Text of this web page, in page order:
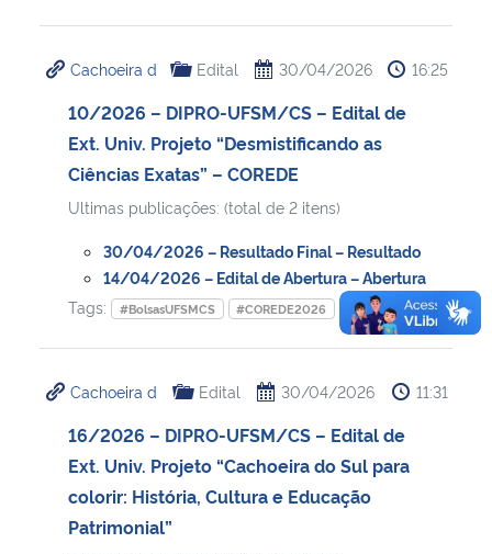
Cachoeira d Edital 30/04/2026 16:25
10/2026 – DIPRO-UFSM/CS – Edital de
Ext. Univ. Projeto “Desmistificando as
Ciências Exatas” – COREDE
Ultimas publicações: (total de 2 itens)
30/04/2026 – Resultado Final – Resultado
14/04/2026 – Edital de Abertura – Abertura
Tags:
#BolsasUFSMCS #COREDE2026
Cachoeira d Edital 30/04/2026 11:31
16/2026 – DIPRO-UFSM/CS – Edital de
Ext. Univ. Projeto “Cachoeira do Sul para
colorir: História, Cultura e Educação
Patrimonial”